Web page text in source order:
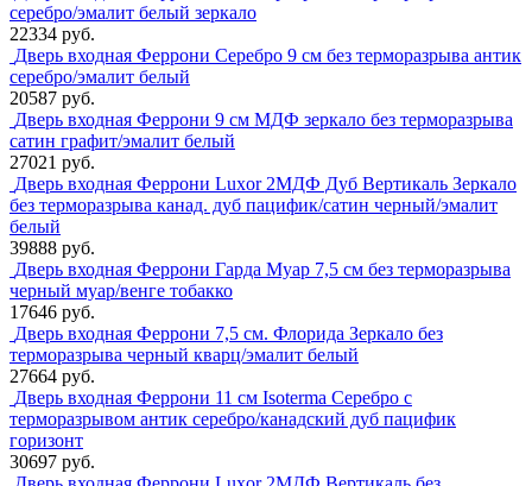
серебро/эмалит белый зеркало
22334 руб.
Дверь входная Феррони Серебро 9 см без терморазрыва антик
серебро/эмалит белый
20587 руб.
Дверь входная Феррони 9 см МДФ зеркало без терморазрыва
сатин графит/эмалит белый
27021 руб.
Дверь входная Феррони Luxor 2МДФ Дуб Вертикаль Зеркало
без терморазрыва канад. дуб пацифик/сатин черный/эмалит
белый
39888 руб.
Дверь входная Феррони Гарда Муар 7,5 см без терморазрыва
черный муар/венге тобакко
17646 руб.
Дверь входная Феррони 7,5 см. Флорида Зеркало без
терморазрыва черный кварц/эмалит белый
27664 руб.
Дверь входная Феррони 11 см Isoterma Серебро с
терморазрывом антик серебро/канадский дуб пацифик
горизонт
30697 руб.